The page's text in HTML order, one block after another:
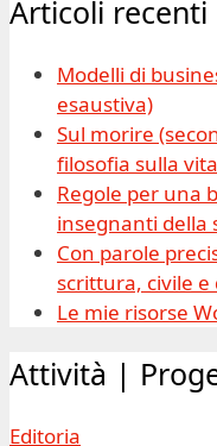
Articoli recenti
Modelli di
esaustiva)
Sul morire
filosofia sulla
Regole per una
insegnanti della
Con parole
scrittura, civile
Le mie risorse
Attività |
Editoria